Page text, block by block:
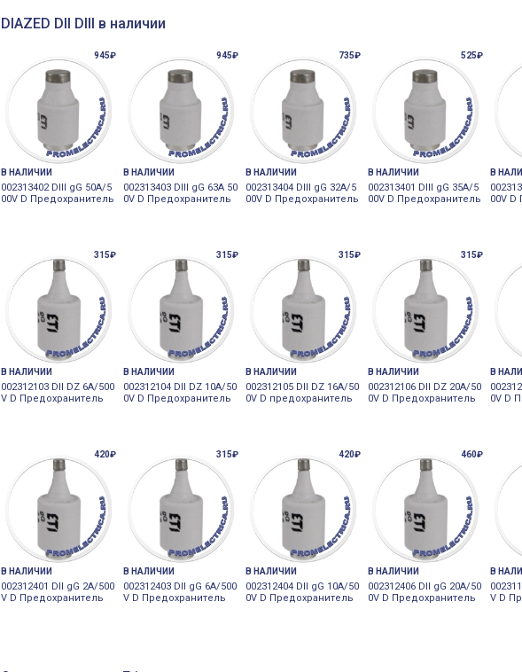
DIAZED DII DIII в наличии
945₽
В НАЛИЧИИ
002313402 DIII gG 50A/5
00V D Предохранитель
945₽
В НАЛИЧИИ
002313403 DIII gG 63A 50
0V D Предохранитель
735₽
В НАЛИЧИИ
002313404 DIII gG 32A/5
00V D Предохранитель
525₽
В НАЛИЧИИ
002313401 DIII gG 35A/5
00V D Предохранитель
В
00V D
315₽
В НАЛИЧИИ
002312103 DII DZ 6A/500
V D Предохранитель
315₽
В НАЛИЧИИ
002312104 DII DZ 10A/50
0V D Предохранитель
315₽
В НАЛИЧИИ
002312105 DII DZ 16A/50
0V D предохранитель
315₽
В НАЛИЧИИ
002312106 DII DZ 20A/50
0V D Предохранитель
В
0V D
420₽
В НАЛИЧИИ
002312401 DII gG 2A/500
V D Предохранитель
315₽
В НАЛИЧИИ
002312403 DII gG 6A/500
V D Предохранитель
420₽
В НАЛИЧИИ
002312404 DII gG 10A/50
0V D Предохранитель
460₽
В НАЛИЧИИ
002312406 DII gG 20A/50
0V D Предохранитель
В
V D